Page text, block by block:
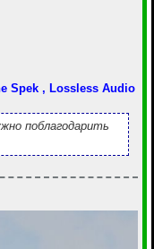
Spek , Lossless Audio
поблагодарить